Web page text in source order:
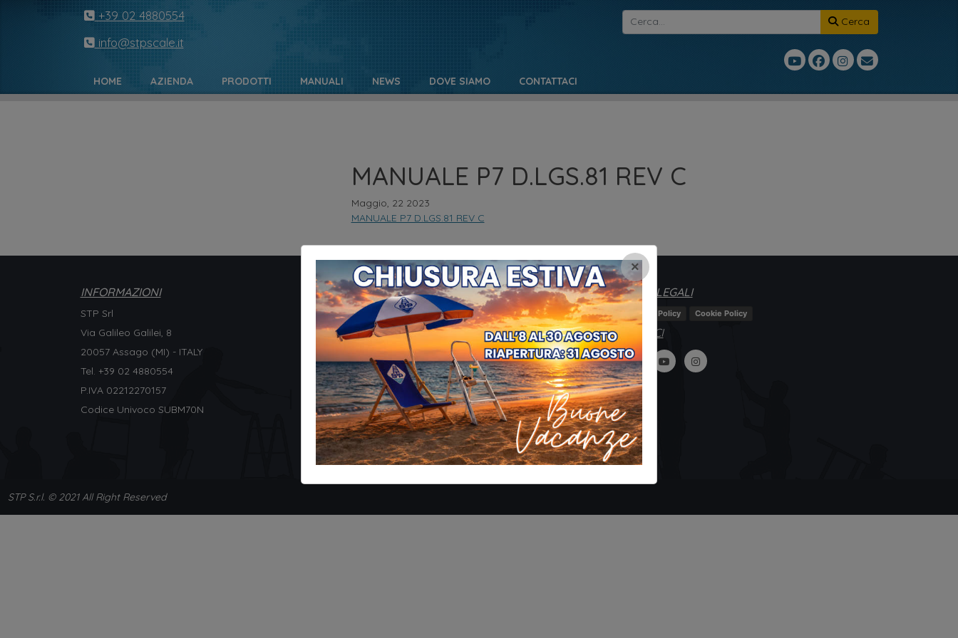
+39 02 4880554
info@stpscale.it
Cerca
HOME AZIENDA PRODOTTI MANUALI NEWS DOVE SIAMO CONTATTACI
MANUALE P7 D.LGS.81 REV C
Maggio, 22 2023
MANUALE P7 D.LGS.81 REV C
INFORMAZIONI
STP Srl
Via Galileo Galilei, 8
20057 Assago (MI) - ITALY
Tel. +39 02 4880554
P.IVA 02212270157
Codice Univoco SUBM70N
MENU
HOME
AZIENDA
MANUALI
DOVE SIAMO
CONTATTACI
NOTE LEGALI
Privacy Policy Cookie Policy
SEGUICI
STP S.r.l. © 2021 All Right Reserved
×